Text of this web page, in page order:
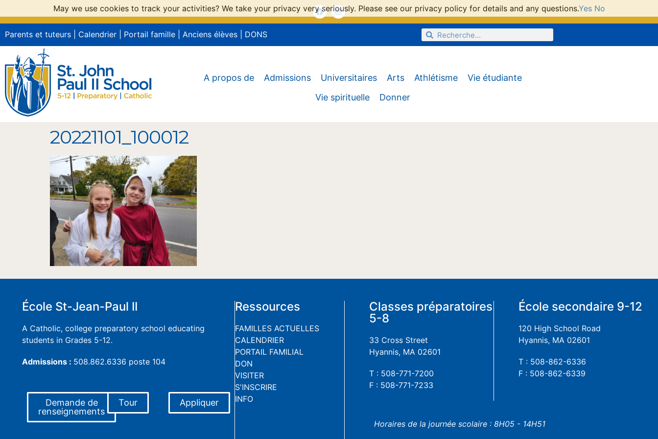
Parents et tuteurs Calendrier Portail famille Anciens élèves DONS
A propos de Admissions Universitaires Arts Athlétisme
Vie étudiante
Vie spirituelle
Donner
20221101_100012
École St-Jean-Paul II
A Catholic, college preparatory school educating
students in Grades 5-12.
Admissions : 508.862.6336 poste 104
Demande de
renseignements
Tour Appliquer
Ressources
FAMILLES ACTUELLES
CALENDRIER
PORTAIL FAMILIAL
DON
VISITER
S'INSCRIRE
INFO
Classes préparatoires
5-8
33 Cross Street
Hyannis, MA 02601
T : 508-771-7200
F : 508-771-7233
École secondaire 9-12
120 High School Road
Hyannis, MA 02601
T : 508-862-6336
F : 508-862-6339
Horaires de la journée scolaire : 8H05 - 14H51
May we use cookies to track your activities? We take your privacy very seriously. Please see our privacy policy for details and any questions.Yes No